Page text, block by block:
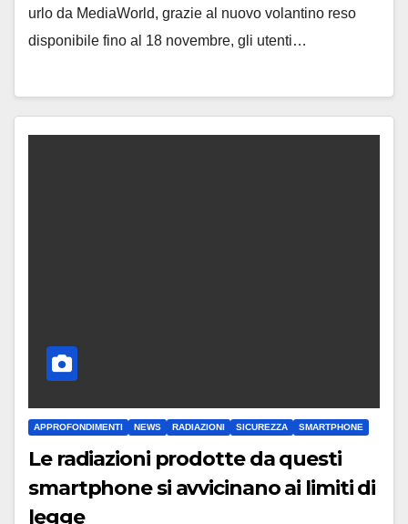
urlo da MediaWorld, grazie al nuovo volantino reso
disponibile fino al 18 novembre, gli utenti…
APPROFONDIMENTI NEWS RADIAZIONI SICUREZZA SMARTPHONE
Le radiazioni prodotte da questi
smartphone si avvicinano ai limiti di
legge